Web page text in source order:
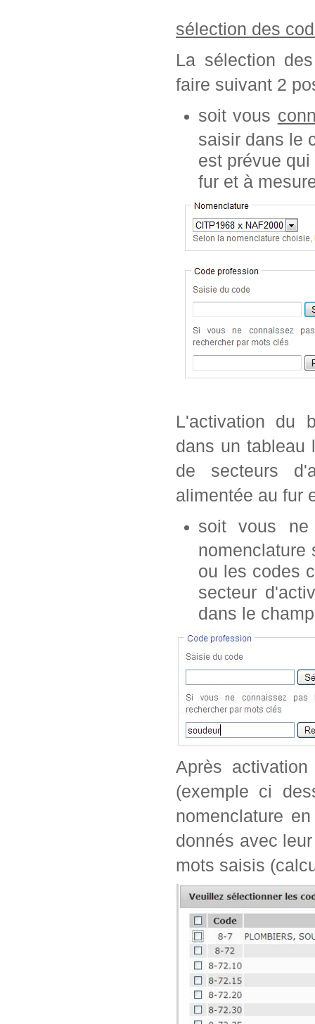
sélection des
La sélection
faire suivant 2
soit vous
saisir dans le
est prévue
fur et à
L'activation du
dans un tableau
de secteurs
alimentée au fur
soit vous
nomenclature
ou les codes
secteur
dans le
Après
(exemple ci
nomenclature
donnés avec
mots saisis